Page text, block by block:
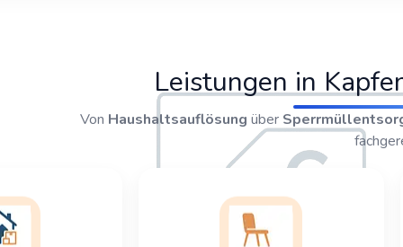
Leistungen in
Von Haushaltsauflösung über